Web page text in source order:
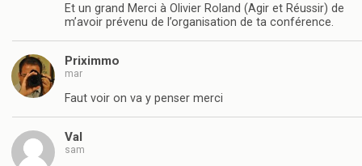
Et un grand Merci à Olivier Roland (Agir et Réussir) de
m’avoir prévenu de l’organisation de ta conférence.
Priximmo
mar
Faut voir on va y penser merci
Val
sam